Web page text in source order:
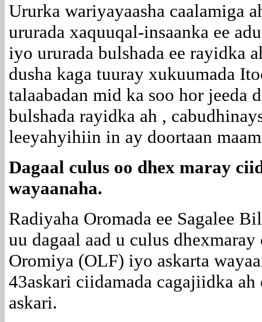
Ururka wariyayaasha caalamiga
ururada xaquuqal-insaanka ee
iyo ururada bulshada ee rayidka
dusha kaga tuuray xukuumada
talaabadan mid ka soo hor jeeda
bulshada rayidka ah ,
leeyahyihiin in ay doortaan
Dagaal culus oo dhex maray
wayaanaha.
Radiyaha Oromada ee Sagalee
uu dagaal aad u culus
Oromiya (OLF) iyo askarta
43askari ciidamada cagajiidka
askari.